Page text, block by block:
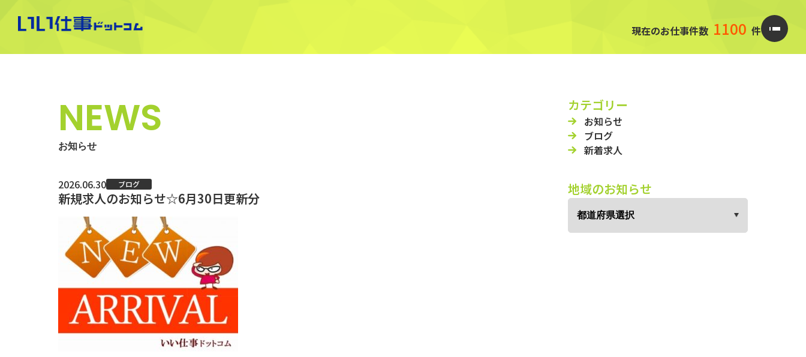
現在のお仕事件数 1100 件
NEWS
お知らせ
2026.06.30 ブログ
新規求人のお知らせ☆6月30日更新分
カテゴリー
お知らせ
ブログ
新着求人
地域のお知らせ